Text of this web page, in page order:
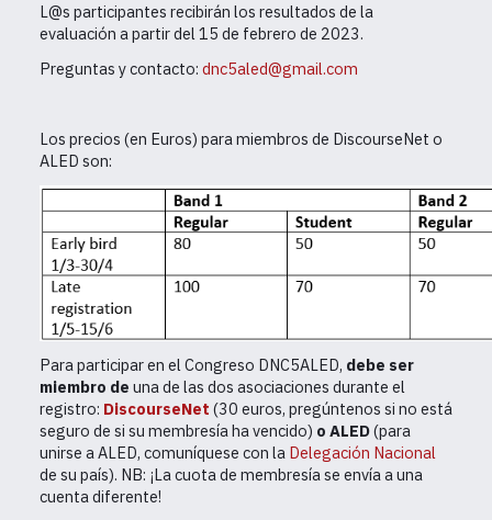
L@s participantes recibirán los resultados de la
evaluación a partir del 15 de febrero de 2023.
Preguntas y contacto: dnc5aled@gmail.com
Los precios (en Euros) para miembros de DiscourseNet o
ALED son:
Para participar en el Congreso DNC5ALED, debe ser
miembro de una de las dos asociaciones durante el
registro: DiscourseNet (30 euros, pregúntenos si no está
seguro de si su membresía ha vencido) o ALED(para
unirse a ALED, comuníquese con la Delegación Nacional
de su país). NB: ¡La cuota de membresía se envía a una
cuenta diferente!